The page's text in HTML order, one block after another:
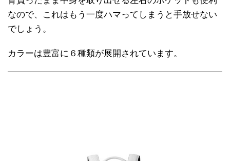
なので、これはもう一度ハマってしまうと手放せない
でしょう。
カラーは豊富に６種類が展開されています。